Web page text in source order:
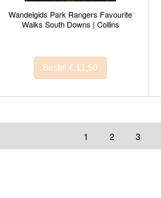
Wandelgids Park Rangers Favourite
Walks South Downs | Collins
Bestel € 11,50
1 2 3